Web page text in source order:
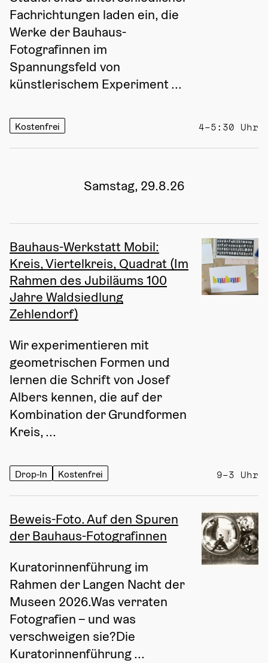
Fachrichtungen laden ein, die
Werke der Bauhaus-
Fotografinnen im
Spannungsfeld von
künstlerischem Experiment ...
Kostenfrei 4–5:30 Uhr
Samstag, 29.8.26
Bauhaus-Werkstatt Mobil:
Kreis, Viertelkreis, Quadrat (Im
Rahmen des Jubiläums 100
Jahre Waldsiedlung
Zehlendorf)
Wir experimentieren mit
geometrischen Formen und
lernen die Schrift von Josef
Albers kennen, die auf der
Kombination der Grundformen
Kreis, ...
Drop-In Kostenfrei 9–3 Uhr
Beweis-Foto. Auf den Spuren
der Bauhaus-Fotografinnen
Kuratorinnenführung im
Rahmen der Langen Nacht der
Museen 2026.Was verraten
Fotografien – und was
verschweigen sie?Die
Kuratorinnenführung ...